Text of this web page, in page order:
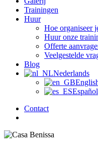
Trainingen
Huur
Hoe organiseer
Huur onze
Offerte
Veelgestelde
Blog
Nederlands
Español
Contact